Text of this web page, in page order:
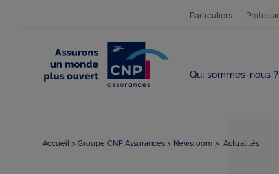
Particuliers
Qui sommes-nous ?
Accueil Groupe CNP Assurances Newsroom Actualités